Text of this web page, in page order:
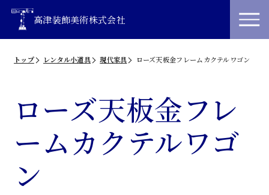
高津装飾美術株式会社
トップ レンタル小道具 現代家具 ローズ天板金フレームカクテルワゴン
ローズ天板金フレ
ームカクテルワゴ
ン